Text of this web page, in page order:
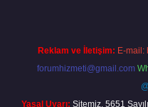
Reklam ve İletişim: E-mail:
forumhizmeti@gmail.com
Yasal Uyarı: Sitemiz, 5651